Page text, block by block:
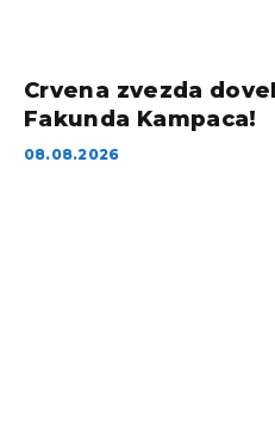
Crvena zvezda
Fakunda Kampaca!
08.08.2026